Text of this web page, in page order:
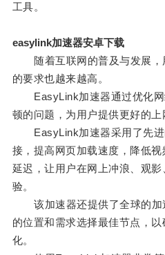
工具。
easylink加速器安卓下载
随着互联网的普及与发展，
的要求也越来越高。
EasyLink加速器通过优化网
顿的问题，为用户提供更好的上
EasyLink加速器采用了先进
接，提高网页加载速度，降低
延迟，让用户在网上冲浪、观
验。
该加速器还提供了全球的加
的位置和需求选择最佳节点，
化。